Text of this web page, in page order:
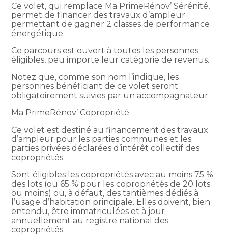
Ce volet, qui remplace Ma PrimeRénov’ Sérénité,
permet de financer des travaux d’ampleur
permettant de gagner 2 classes de performance
énergétique.
Ce parcours est ouvert à toutes les personnes
éligibles, peu importe leur catégorie de revenus.
Notez que, comme son nom l’indique, les
personnes bénéficiant de ce volet seront
obligatoirement suivies par un accompagnateur.
Ma PrimeRénov’ Copropriété
Ce volet est destiné au financement des travaux
d’ampleur pour les parties communes et les
parties privées déclarées d’intérêt collectif des
copropriétés.
Sont éligibles les copropriétés avec au moins 75 %
des lots (ou 65 % pour les copropriétés de 20 lots
ou moins) ou, à défaut, des tantièmes dédiés à
l’usage d’habitation principale. Elles doivent, bien
entendu, être immatriculées et à jour
annuellement au registre national des
copropriétés.